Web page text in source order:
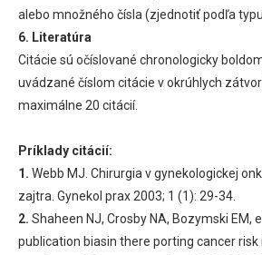
alebo množného čísla (zjednotiť podľa
6. Literatúra
Citácie sú očíslované chronologicky
uvádzané číslom citácie v okrúhlych
maximálne 20 citácií.
Príklady citácií:
1. Webb MJ. Chirurgia v gynekologickej
zajtra. Gynekol prax 2003; 1 (1): 29-34.
2. Shaheen NJ, Crosby NA, Bozymski EM,
publication biasin there porting cancer risk